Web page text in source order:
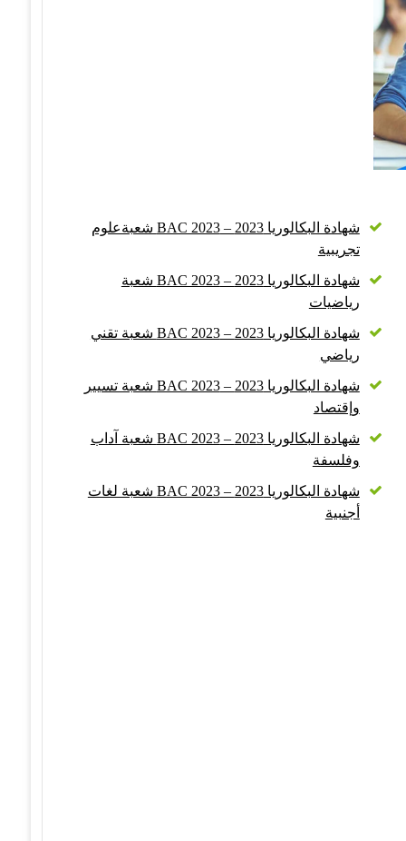
شهادة البكالوريا 2023 – BAC 2023 شعبةعلوم
تجريبية
شهادة البكالوريا 2023 – BAC 2023 شعبة
رياضيات
شهادة البكالوريا 2023 – BAC 2023 شعبة تقني
رياضي
شهادة البكالوريا 2023 – BAC 2023 شعبة تسيير
وإقتصاد
شهادة البكالوريا 2023 – BAC 2023 شعبة آداب
وفلسفة
شهادة البكالوريا 2023 – BAC 2023 شعبة لغات
أجنبية